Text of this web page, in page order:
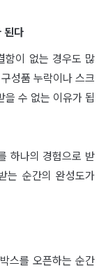
된다
함이 없는 경우도 많
성품 누락이나 스크
을 수 없는 이유가 됩
하나의 경험으로 받
는 순간의 완성도가
스를 오픈하는 순간